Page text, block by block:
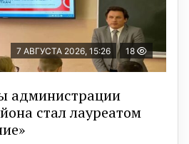
7 АВГУСТА 2026, 15:26 18
администрации
стал лауреатом